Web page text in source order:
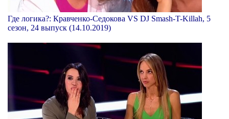
Где логика?: Кравченко-Седокова VS DJ Smash-T-Killah, 5
сезон, 24 выпуск (14.10.2019)